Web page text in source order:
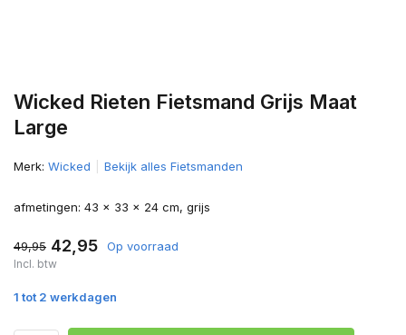
Wicked Rieten Fietsmand Grijs Maat
Large
Merk: Wicked Bekijk alles Fietsmanden
afmetingen: 43 x 33 x 24 cm, grijs
49,95 42,95 Op voorraad
Incl. btw
1 tot 2 werkdagen